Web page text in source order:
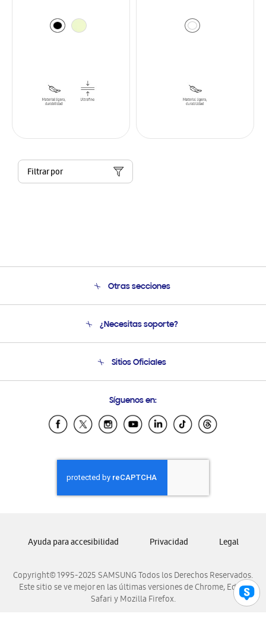
Filtrar por
Otras secciones
Soporte
¿Necesitas soporte?
Soporte vía eMail
Sitios Oficiales
Samsung Ecuador
Samsung El Salvador
Samsung Honduras
Samsung Nicaragua
Samsung Panamá
Samsung Venezuela
Síguenos en:
Copyright© 1995-2025 SAMSUNG Todos los Derechos Reservados.
Este sitio se ve mejor en las últimas versiones de Chrome, Edge,
Safari y Mozilla Firefox.
Ayuda para accesibilidad Privacidad Legal